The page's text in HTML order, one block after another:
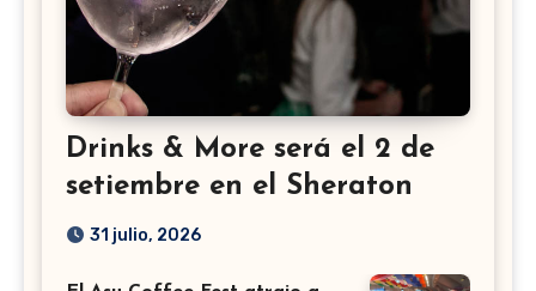
Drinks & More será el 2 de
setiembre en el Sheraton
31 julio, 2026